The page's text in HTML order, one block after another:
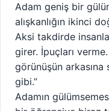
Adam geniş bir
alışkanlığın ikinci
Aksi takdirde
girer. İpuçları verme.
görünüşün
gibi.”
Adamın